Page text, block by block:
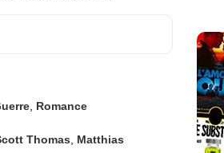
, Romance
Thomas
Matthias